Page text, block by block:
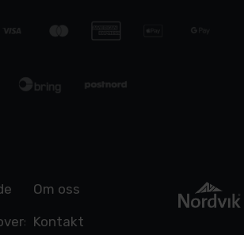
Om oss
Kontakt